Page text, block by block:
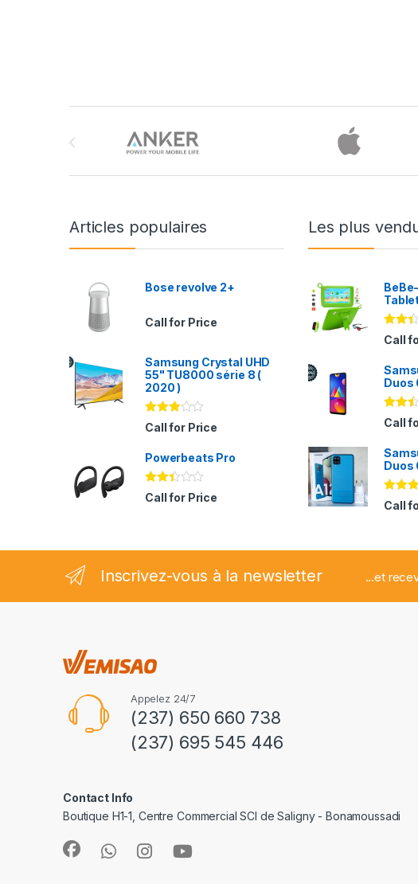
Articles populaires
Bose revolve 2+
Call for Price
Samsung Crystal UHD
55" TU8000 série 8 (
2020 )
Note
2.94
Call for Price
Powerbeats Pro
Note
2.35
Call for Price
Les plus
Note
2.31
5
Call
Duos
Note
2.41
5
Call
Duos
Note
2.78
Call
Inscrivez-vous à la newsletter ...et
Appelez 24/7
(237) 650 660 738
(237) 695 545 446
Contact Info
Boutique H1-1, Centre Commercial SCI de Saligny - Bonamoussadi